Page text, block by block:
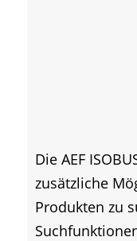
Die AEF
zusätzliche
Produkten zu